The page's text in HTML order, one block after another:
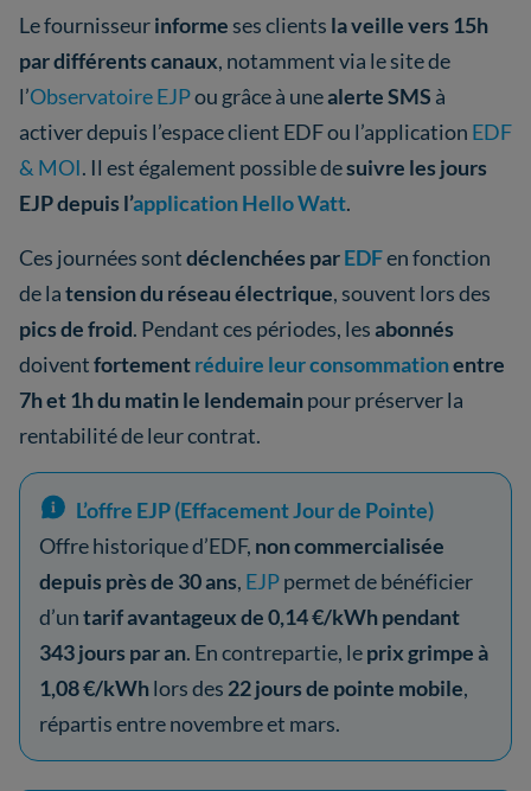
Le fournisseurinforme ses clients la veille vers 15h
par différents canaux, notamment via le site de
l’Observatoire EJPou grâce à unealerte SMS à
activer depuis l’espace client EDF ou l’application EDF
& MOI. Il est également possible desuivre les jours
EJP depuis l’application Hello Watt.
Ces journées sontdéclenchées parEDFen fonction
de latension du réseau électrique, souvent lors des
pics de froid. Pendant ces périodes, lesabonnés
doiventfortementréduire leur consommationentre
7h et 1h du matin le lendemainpour préserver la
rentabilité de leur contrat.
L’offre EJP (Effacement Jour de Pointe)
Offre historique d’EDF, non commercialisée
depuis près de 30 ans, EJPpermet de bénéficier
d’untarif avantageux de 0,14 €/kWh pendant
343 jours par an. En contrepartie, leprix grimpe à
1,08 €/kWhlors des 22 jours de pointe mobile,
répartis entre novembre et mars.